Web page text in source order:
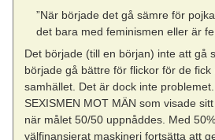
”När började det gå sämre för
det bara med feminismen eller är
Det började (till en början) inte att gå
började gå bättre för flickor för de
samhället. Det är dock inte
SEXISMEN MOT MÄN som visade
när målet 50/50 uppnåddes. Med
välfinansierat maskineri fortsätta att